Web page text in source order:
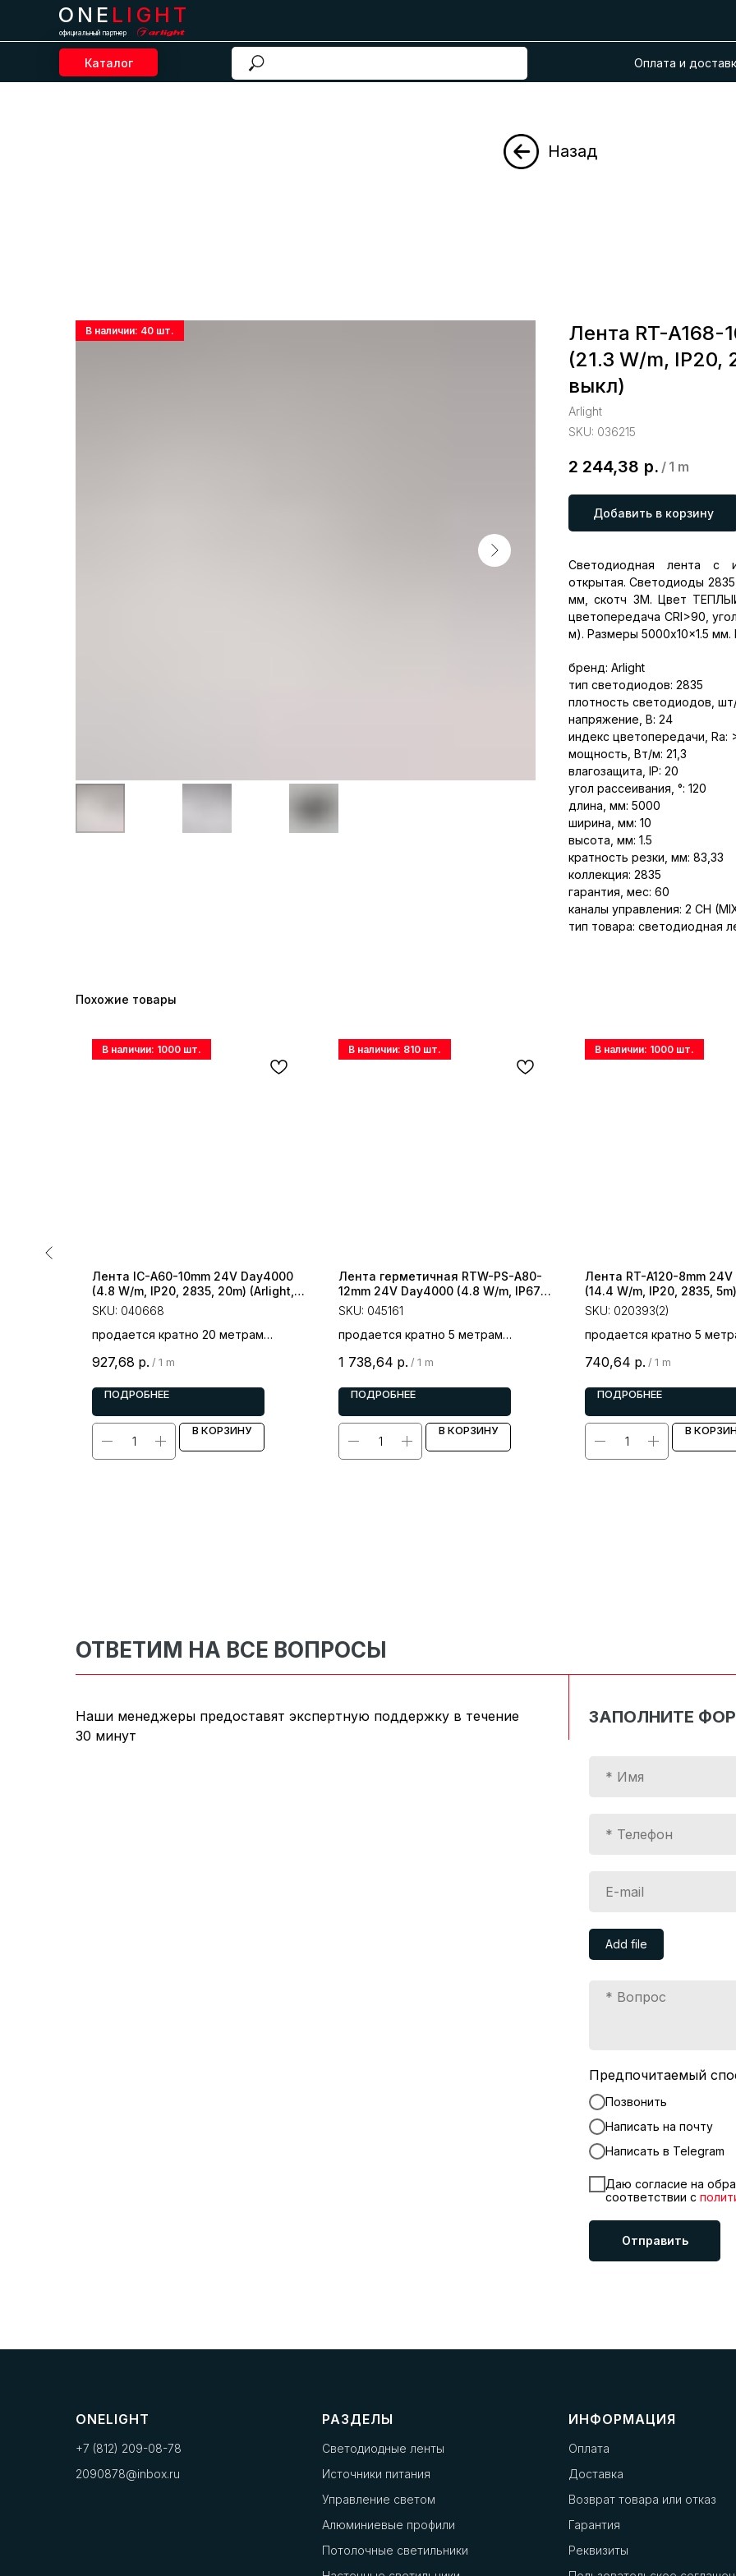
Каталог Оплата и
ONE LIGHT
официальный партнер
Назад
Лента RT-A168-
(21.3 W/m,
выкл)
Arlight
SKU: 036215
2 244,38 р. / 1 m
Добавить в корзину
Светодиодная лента с
открытая. Светодиоды
мм, скотч 3M. Цвет
цветопередача CRI>90,
м). Размеры 5000x10x1.5 мм.
бренд: Arlight
тип светодиодов: 2835
плотность светодиодов,
напряжение, В: 24
индекс цветопередачи, Ra:
мощность, Вт/м: 21,3
влагозащита, IP: 20
угол рассеивания, °: 120
длина, мм: 5000
ширина, мм: 10
высота, мм: 1.5
кратность резки, мм: 83,33
коллекция: 2835
гарантия, мес: 60
каналы управления: 2 CH
тип товара: светодиодная
Похожие товары
Лента IC-A60-10mm 24V Day4000
(4.8 W/m, IP20, 2835, 20m) (Arlight,
4.8 Вт/м, IP20)
SKU: 040668
продается кратно 20 метрам
927,68 р. / 1 m
ПОДРОБНЕЕ
В КОРЗИНУ
Лента герметичная RTW-PS-A80-
12mm 24V Day4000 (4.8 W/m, IP67,
TWP100, 5m) (Arlight, -)
SKU: 045161
продается кратно 5 метрам
1 738,64 р. / 1 m
ПОДРОБНЕЕ
В КОРЗИНУ
Лента RT-A120-8mm
(14.4 W/m, IP20, 2835,
Открытый)
SKU: 020393(2)
продается кратно 5
740,64 р. / 1 m
ПОДРОБНЕЕ
В
Add file
Предпочитаемый
Позвонить
Написать на почту
Написать в Telegram
Даю согласие на
соответствии с
Отправить
ОТВЕТИМ НА ВСЕ ВОПРОСЫ
Наши менеджеры предоставят экспертную поддержку в течение
30 минут
ЗАПОЛНИТЕ
ONELIGHT
+7 (812) 209-08-78
2090878@inbox.ru
РАЗДЕЛЫ
Светодиодные ленты
Источники питания
Управление светом
Алюминиевые профили
Потолочные светильники
ИНФОРМАЦИЯ
Оплата
Доставка
Возврат товара или отказ
Гарантия
Реквизиты